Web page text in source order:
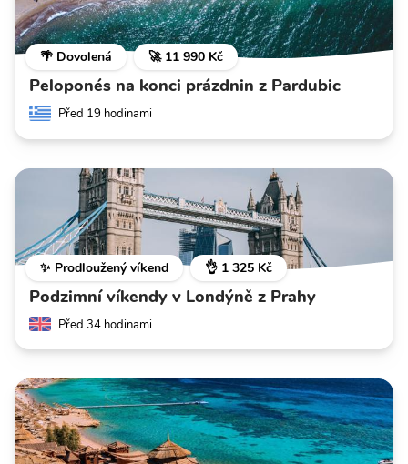
🌴 Dovolená 🚀 11 990 Kč
Peloponés na konci prázdnin z Pardubic
Před 19 hodinami
✨ Prodloužený víkend 👌 1 325 Kč
Podzimní víkendy v Londýně z Prahy
Před 34 hodinami